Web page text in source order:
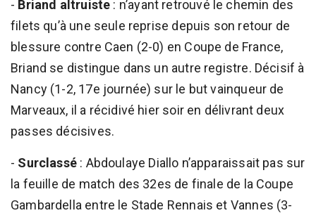
- Briand altruiste : n’ayant retrouvé le chemin des
filets qu’à une seule reprise depuis son retour de
blessure contre Caen (2-0) en Coupe de France,
Briand se distingue dans un autre registre. Décisif à
Nancy (1-2, 17e journée) sur le but vainqueur de
Marveaux, il a récidivé hier soir en délivrant deux
passes décisives.
- Surclassé : Abdoulaye Diallo n’apparaissait pas sur
la feuille de match des 32es de finale de la Coupe
Gambardella entre le Stade Rennais et Vannes (3-